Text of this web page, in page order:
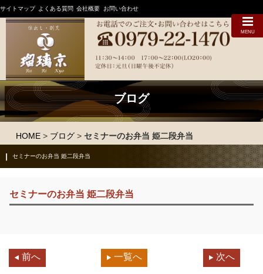
MENU
サイトマップ よくある質問 会社概要 お問い合わせ
ブログ
HOME > ブログ >セミナーのお弁当 姫二段弁当
セミナーのお弁当 姫二段弁当
セミナーのお弁当 姫二段弁当
前へ 一覧へ 次へ